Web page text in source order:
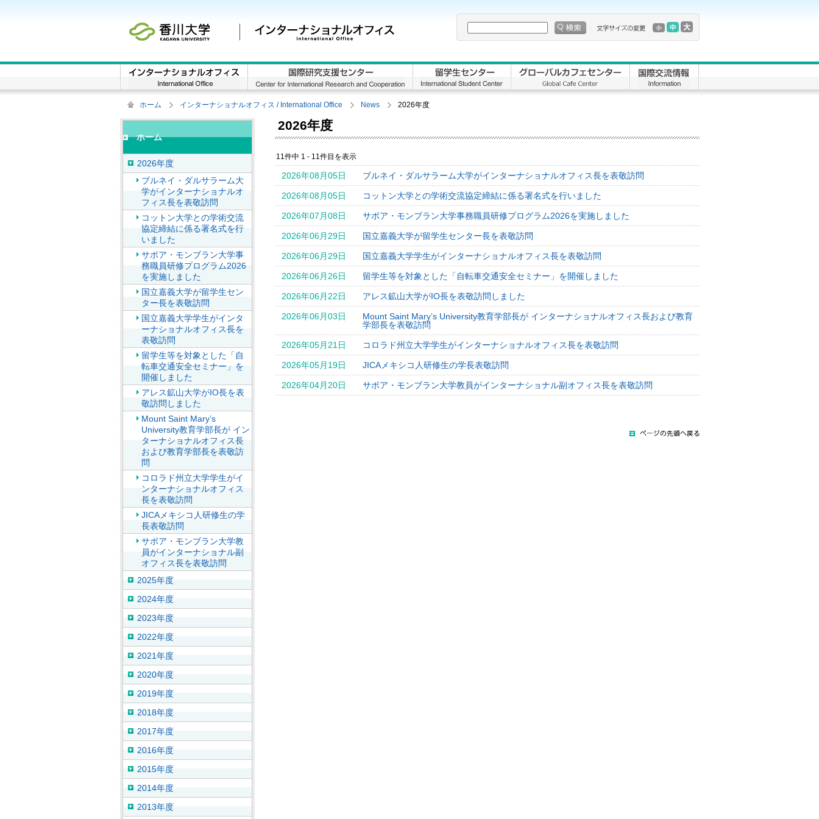
ホーム インターナショナルオフィス / International Office News 2026年度
2026年度
11件中 1 - 11件目を表示
2026年08月05日 ブルネイ・ダルサラーム大学がインターナショナルオフィス長を表敬訪問
2026年08月05日 コットン大学との学術交流協定締結に係る署名式を行いました
2026年07月08日 サボア・モンブラン大学事務職員研修プログラム2026を実施しました
2026年06月29日 国立嘉義大学が留学生センター長を表敬訪問
2026年06月29日 国立嘉義大学学生がインターナショナルオフィス長を表敬訪問
2026年06月26日 留学生等を対象とした「自転車交通安全セミナー」を開催しました
2026年06月22日 アレス鉱山大学がIO長を表敬訪問しました
2026年06月03日
Mount Saint Mary’s University教育学部長が インターナショナルオフィス長および教育
学部長を表敬訪問
2026年05月21日 コロラド州立大学学生がインターナショナルオフィス長を表敬訪問
2026年05月19日 JICAメキシコ人研修生の学長表敬訪問
2026年04月20日 サボア・モンブラン大学教員がインターナショナル副オフィス長を表敬訪問
ホーム
2026年度
ブルネイ・ダルサラーム大
学がインターナショナルオ
フィス長を表敬訪問
コットン大学との学術交流
協定締結に係る署名式を行
いました
サボア・モンブラン大学事
務職員研修プログラム2026
を実施しました
国立嘉義大学が留学生セン
ター長を表敬訪問
国立嘉義大学学生がインタ
ーナショナルオフィス長を
表敬訪問
留学生等を対象とした「自
転車交通安全セミナー」を
開催しました
アレス鉱山大学がIO長を表
敬訪問しました
Mount Saint Mary’s
University教育学部長が イン
ターナショナルオフィス長
および教育学部長を表敬訪
問
コロラド州立大学学生がイ
ンターナショナルオフィス
長を表敬訪問
JICAメキシコ人研修生の学
長表敬訪問
サボア・モンブラン大学教
員がインターナショナル副
オフィス長を表敬訪問
2025年度
2024年度
2023年度
2022年度
2021年度
2020年度
2019年度
2018年度
2017年度
2016年度
2015年度
2014年度
2013年度